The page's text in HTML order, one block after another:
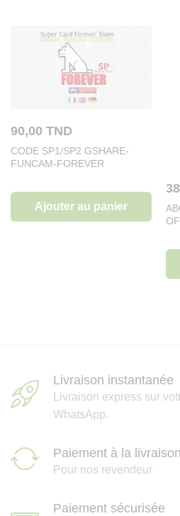
90,00 TND
CODE SP1/SP2 GSHARE-
FUNCAM-FOREVER
Ajouter au panier
Livraison instantanée
Livraison express sur
WhatsApp.
Paiement à la livraison
Pour nos revendeur
Paiement sécurisée